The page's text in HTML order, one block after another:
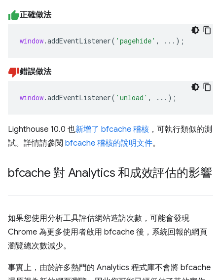
正確做法
window.addEventListener( 'pagehide' , ...);
錯誤做法
window.addEventListener( 'unload' , ...);
Lighthouse 10.0 也新增了 bfcache 稽核 ，可執行類似的測
試。詳情請參閱 bfcache 稽核的說明文件。
bfcache 對 Analytics 和成效評估的影響
如果您使用分析工具評估網站造訪次數，可能會發現
Chrome 為更多使用者啟用 bfcache 後，系統回報的網頁
瀏覽總次數減少。
事實上，由於許多熱門的 Analytics 程式庫不會將 bfcache